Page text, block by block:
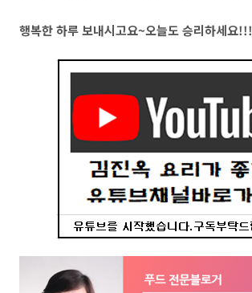
행복한 하루 보내시고요~오늘도 승리하세요!!!